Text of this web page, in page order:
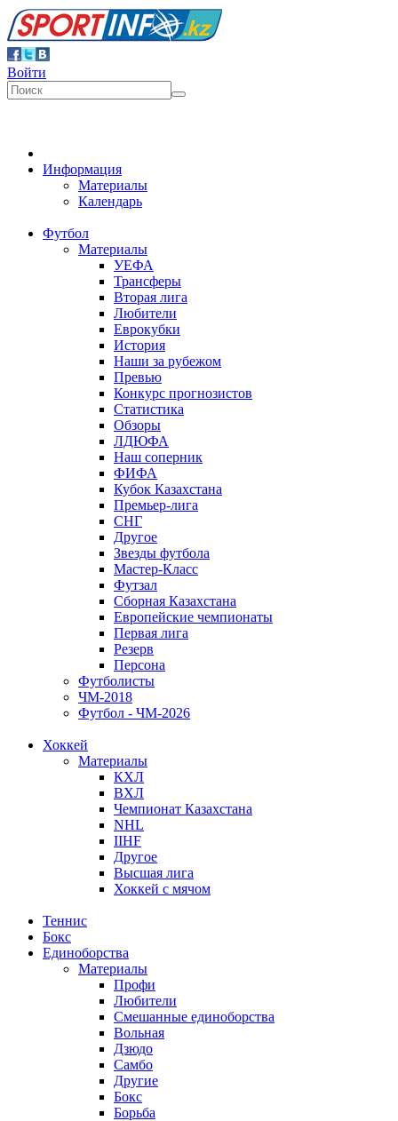
Войти
Информация
Материалы
Календарь
Футбол
Материалы
УЕФА
Трансферы
Вторая лига
Любители
Еврокубки
История
Наши за рубежом
Превью
Конкурс прогнозистов
Статистика
Обзоры
ЛДЮФА
Наш соперник
ФИФА
Кубок Казахстана
Премьер-лига
СНГ
Другое
Звезды футбола
Мастер-Класс
Футзал
Сборная Казахстана
Европейские чемпионаты
Первая лига
Резерв
Персона
Футболисты
ЧМ-2018
Футбол - ЧМ-2026
Хоккей
Материалы
КХЛ
ВХЛ
Чемпионат Казахстана
NHL
IIHF
Другое
Высшая лига
Хоккей с мячом
Теннис
Бокс
Единоборства
Материалы
Профи
Любители
Смешанные единоборства
Вольная
Дзюдо
Самбо
Другие
Бокс
Борьба